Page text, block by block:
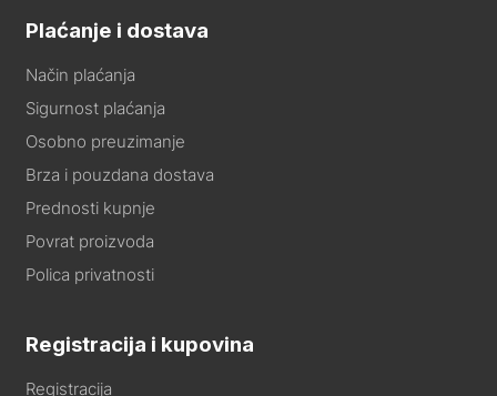
Plaćanje i dostava
Način plaćanja
Sigurnost plaćanja
Osobno preuzimanje
Brza i pouzdana dostava
Prednosti kupnje
Povrat proizvoda
Polica privatnosti
Registracija i kupovina
Registracija